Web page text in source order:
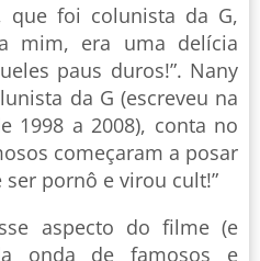
que foi colunista da G,
mim, era uma delícia
paus duros!”. Nany
da G (escreveu na
1998 a 2008), conta no
começaram a posar
pornô e virou cult!”
aspecto do filme (e
onda de famosos e